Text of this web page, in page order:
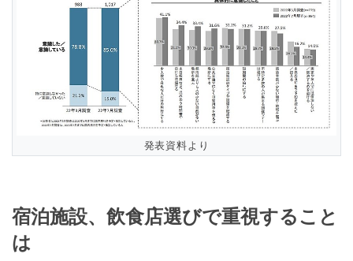
発表資料より
宿泊施設、飲食店選びで重視すること
は